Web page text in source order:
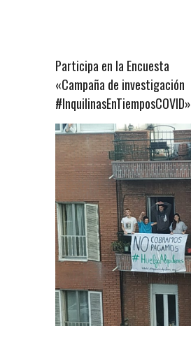
Participa en la Encuesta
«Campaña de investigación
#InquilinasEnTiemposCOVID»